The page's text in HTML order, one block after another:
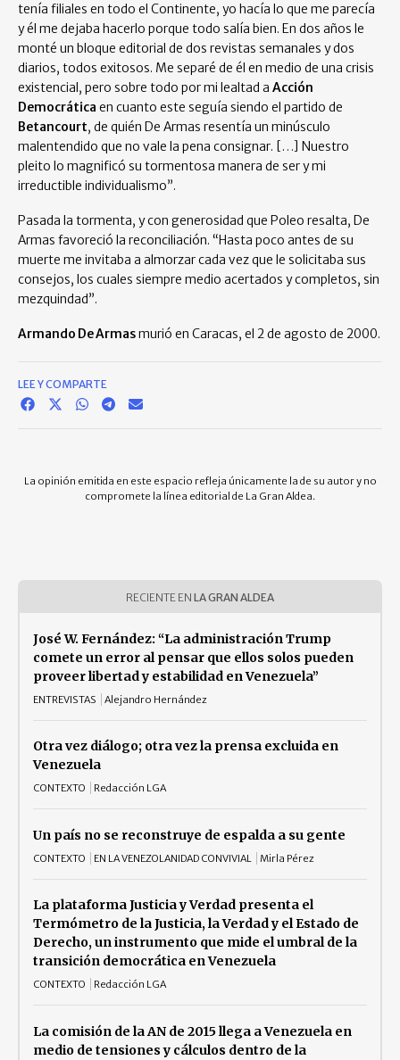
tenía filiales en todo el Continente, yo hacía lo que me parecía
y él me dejaba hacerlo porque todo salía bien. En dos años le
monté un bloque editorial de dos revistas semanales y dos
diarios, todos exitosos. Me separé de él en medio de una crisis
existencial, pero sobre todo por mi lealtad a Acción
Democrática en cuanto este seguía siendo el partido de
Betancourt, de quién De Armas resentía un minúsculo
malentendido que no vale la pena consignar. […] Nuestro
pleito lo magnificó su tormentosa manera de ser y mi
irreductible individualismo”.
Pasada la tormenta, y con generosidad que Poleo resalta, De
Armas favoreció la reconciliación. “Hasta poco antes de su
muerte me invitaba a almorzar cada vez que le solicitaba sus
consejos, los cuales siempre medio acertados y completos, sin
mezquindad”.
Armando De Armasmurió en Caracas, el 2 de agosto de 2000.
LEE Y COMPARTE
La opinión emitida en este espacio refleja únicamente la de su autor y no
compromete la línea editorial de La Gran Aldea.
RECIENTE EN LA GRAN ALDEA
José W. Fernández: “La administración Trump
comete un error al pensar que ellos solos pueden
proveer libertad y estabilidad en Venezuela”
ENTREVISTAS Alejandro Hernández
Otra vez diálogo; otra vez la prensa excluida en
Venezuela
CONTEXTO Redacción LGA
Un país no se reconstruye de espalda a su gente
CONTEXTO EN LA VENEZOLANIDAD CONVIVIAL Mirla Pérez
La plataforma Justicia y Verdad presenta el
Termómetro de la Justicia, la Verdad y el Estado de
Derecho, un instrumento que mide el umbral de la
transición democrática en Venezuela
CONTEXTO Redacción LGA
La comisión de la AN de 2015 llega a Venezuela en
medio de tensiones y cálculos dentro de la